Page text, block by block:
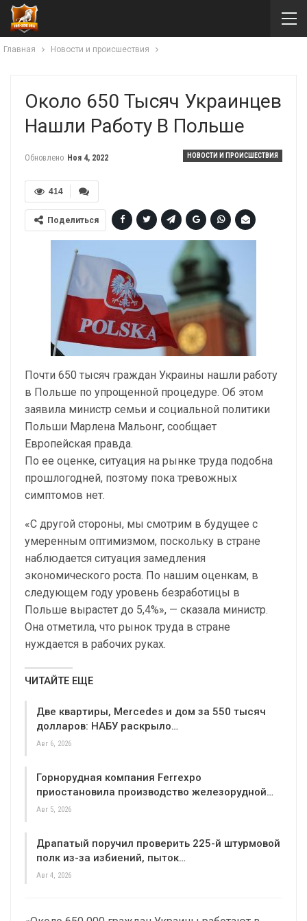
Главная Новости и происшествия
Около 650 Тысяч Украинцев
Нашли Работу В Польше
НОВОСТИ И ПРОИСШЕСТВИЯ
Обновлено Ноя 4, 2022
414
Поделиться
Почти 650 тысяч граждан Украины нашли работу
в Польше по упрощенной процедуре. Об этом
заявила министр семьи и социальной политики
Польши Марлена Мальонг, сообщает
Европейская правда.
По ее оценке, ситуация на рынке труда подобна
прошлогодней, поэтому пока тревожных
симптомов нет.
«С другой стороны, мы смотрим в будущее с
умеренным оптимизмом, поскольку в стране
наблюдается ситуация замедления
экономического роста. По нашим оценкам, в
следующем году уровень безработицы в
Польше вырастет до 5,4%», — сказала министр.
Она отметила, что рынок труда в стране
нуждается в рабочих руках.
ЧИТАЙТЕ ЕЩЕ
Две квартиры, Mercedes и дом за 550 тысяч
долларов: НАБУ раскрыло…
Авг 6, 2026
Горнорудная компания Ferrexpo
приостановила производство железорудной…
Авг 5, 2026
Драпатый поручил проверить 225-й штурмовой
полк из-за избиений, пыток…
Авг 4, 2026